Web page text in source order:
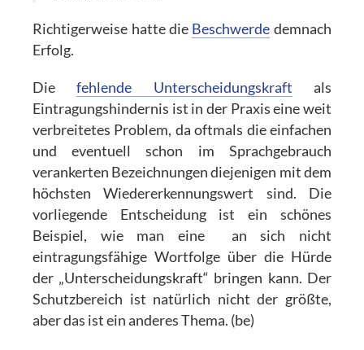
Richtigerweise hatte die Beschwerde demnach
Erfolg.
Diefehlende Unterscheidungskraft als
Eintragungshindernis ist in der Praxis eine weit
verbreitetes Problem, da oftmals die einfachen
und eventuell schon im Sprachgebrauch
verankerten Bezeichnungen diejenigen mit dem
höchsten Wiedererkennungswert sind. Die
vorliegende Entscheidung ist ein schönes
Beispiel, wie man eine an sich nicht
eintragungsfähige Wortfolge über die Hürde
der „Unterscheidungskraft“ bringen kann. Der
Schutzbereich ist natürlich nicht der größte,
aber das ist ein anderes Thema. (be)